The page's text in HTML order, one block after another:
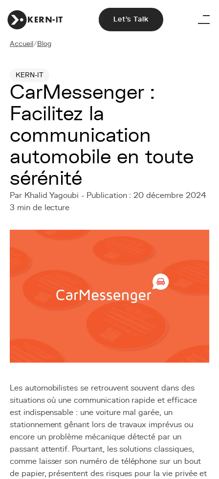
Let's Talk
Accueil/Blog
KERN-IT
CarMessenger :
Facilitez la
communication
automobile en toute
sérénité
Par Khalid Yagoubi - Publication : 20 décembre 2024
3 min de lecture
Les automobilistes se retrouvent souvent dans des
situations où une communication rapide et efficace
est indispensable : une voiture mal garée, un
stationnement gênant lors de travaux imprévus ou
encore un problème mécanique détecté par un
passant attentif. Pourtant, les solutions classiques,
comme laisser son numéro de téléphone sur un bout
de papier, présentent des risques pour la vie privée et